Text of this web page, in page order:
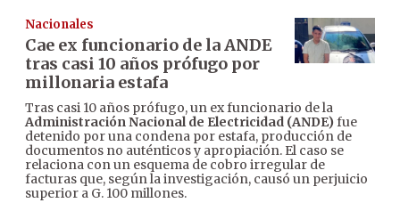
Nacionales
Cae ex funcionario de la ANDE
tras casi 10 años prófugo por
millonaria estafa
Tras casi 10 años prófugo, un ex funcionario de la
Administración Nacional de Electricidad (ANDE)fue
detenido por una condena por estafa, producción de
documentos no auténticos y apropiación. El caso se
relaciona con un esquema de cobro irregular de
facturas que, según la investigación, causó un perjuicio
superior a G. 100 millones.